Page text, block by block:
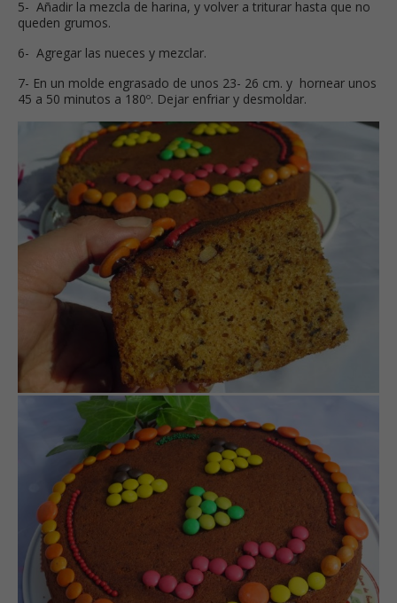
5- Añadir la mezcla de harina, y volver a triturar hasta que no
queden grumos.
6- Agregar las nueces y mezclar.
7- En un molde engrasado de unos 23- 26 cm. y hornear unos
45 a 50 minutos a 180º. Dejar enfriar y desmoldar.